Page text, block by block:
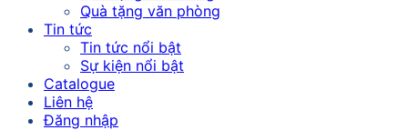
Quà tặng văn phòng
Tin tức
Tin tức nổi bật
Sự kiện nổi bật
Catalogue
Liên hệ
Đăng nhập